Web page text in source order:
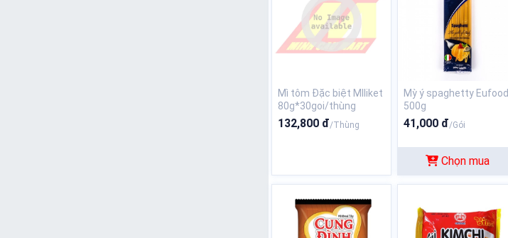
Mì tôm Đặc biệt MIliket
80g*30goi/thùng
132,800 đ/Thùng
Mỳ ý spaghetty Eufood
500g
41,000 đ/Gói
Chọn mua